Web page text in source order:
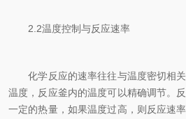
2.2温度控制与反应速率
化学反应的速率往往与温度密切相关
温度，反应釜内的温度可以精确调节。
一定的热量，如果温度过高，则反应速